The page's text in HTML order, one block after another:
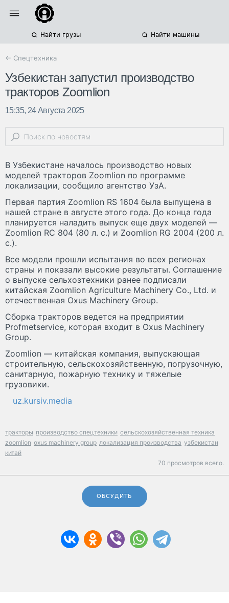
Найти грузы Найти машины
← Спецтехника
Узбекистан запустил производство
тракторов Zoomlion
15:35, 24 Августа 2025
В Узбекистане началось производство новых
моделей тракторов Zoomlion по программе
локализации, сообщило агентство УзА.
Первая партия Zoomlion RS 1604 была выпущена в
нашей стране в августе этого года. До конца года
планируется наладить выпуск еще двух моделей —
Zoomlion RC 804 (80 л. с.) и Zoomlion RG 2004 (200 л.
с.).
Все модели прошли испытания во всех регионах
страны и показали высокие результаты. Соглашение
о выпуске сельхозтехники ранее подписали
китайская Zoomlion Agriculture Machinery Co., Ltd. и
отечественная Oxus Machinery Group.
Сборка тракторов ведется на предприятии
Profmetservice, которая входит в Oxus Machinery
Group.
Zoomlion — китайская компания, выпускающая
строительную, сельскохозяйственную, погрузочную,
санитарную, пожарную технику и тяжелые
грузовики.
uz.kursiv.media
тракторы производство спецтехники сельскохозяйственная техника
zoomlion oxus machinery group локализация производства узбекистан
китай
70 просмотров всего.
ОБСУДИТЬ